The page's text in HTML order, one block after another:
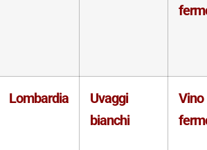
Lombardia
Uvaggi
bianchi
Vino